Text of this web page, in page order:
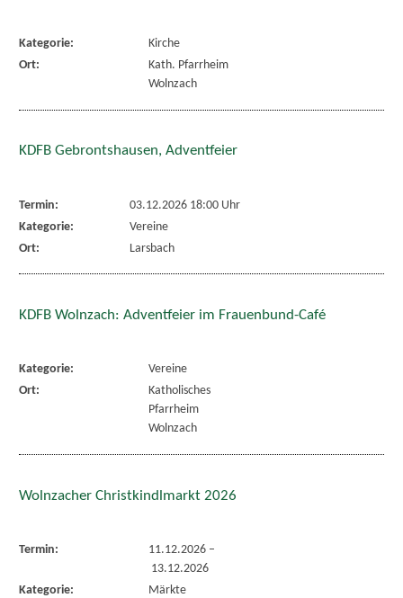
Kategorie:
Kirche
Ort:
Kath. Pfarrheim
Wolnzach
KDFB Gebrontshausen, Adventfeier
Termin:
03.12.2026 18:00 Uhr
Kategorie:
Vereine
Ort:
Larsbach
KDFB Wolnzach: Adventfeier im Frauenbund-Café
Kategorie:
Vereine
Ort:
Katholisches
Pfarrheim
Wolnzach
Wolnzacher Christkindlmarkt 2026
Termin: 11.12.2026–
13.12.2026
Kategorie:
Märkte